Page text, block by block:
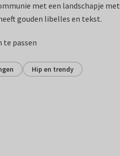
met een landschapje met
gouden libelles en tekst.
te passen
Hip en trendy